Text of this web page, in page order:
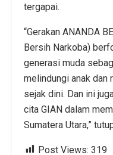
tergapai.
“Gerakan ANANDA
Bersih Narkoba)
generasi muda
melindungi anak dan
sejak dini. Dan ini
cita GIAN dalam
Sumatera Utara,”
Post Views: 319